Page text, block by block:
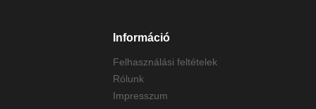
Információ
Felhasználási feltételek
Rólunk
Impresszum